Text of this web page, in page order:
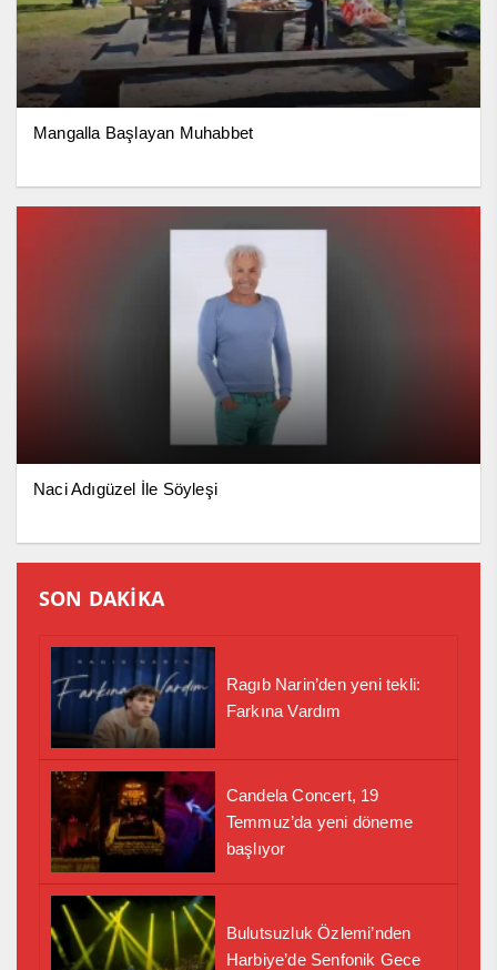
Mangalla Başlayan Muhabbet
Naci Adıgüzel İle Söyleşi
SON DAKİKA
Ragıb Narin’den yeni tekli:
Farkına Vardım
Candela Concert, 19
Temmuz’da yeni döneme
başlıyor
Bulutsuzluk Özlemi’nden
Harbiye’de Senfonik Gece